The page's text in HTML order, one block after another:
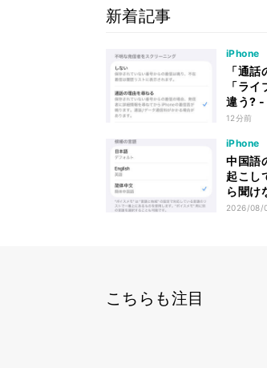
新着記事
iPhone
「通
「ラ
違う? -
iPhone
12分前
iPhone
中国語
起こし
ら聞け
2026/08/
こちらも注目